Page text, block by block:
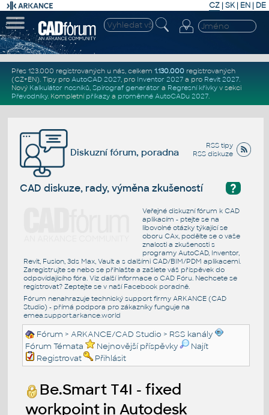
CZ | SK| EN | DE
Přes 123.000 registrovaných u nás, celkem 1.130.000registrovaných
(CZ+EN). Tipy pro AutoCAD 2027, pro Inventor 2027a pro Revit 2027.
Nový Kalkulátor nosníků, Spirograf generátor a Regresní křivkyv sekci
Převodníky. Kompletní příkazya proměnné AutoCADu 2027.
RSS tipy
RSS diskuze
Diskuzní fórum, poradna
?
CAD diskuze, rady, výměna zkušeností
Veřejné diskuzní fórum k CAD
aplikacím - ptejte se na
libovolné otázky týkající se
oboru CAx, podělte se o vaše
znalosti a zkušenosti s
programy AutoCAD, Inventor,
Revit, Fusion, 3ds Max, Vault a s dalšími CAD/BIM/PDM aplikacemi.
Zaregistrujte se nebo se přihlašte a zašlete váš příspěvek do
odpovídajícího fóra. Viz další informace o CAD Fóru. Nechcete se
registrovat? Zeptejte se v naší Facebook poradně.
Fórum nenahrazuje technický support firmy ARKANCE (CAD
Studio) - přímá podpora pro zákazníky funguje na
emea.support.arkance.world
Fórum >ARKANCE/CAD Studio > RSS kanály
Fórum Témata
Nejnovější příspěvky
Najít
Registrovat
Přihlásit
Be.Smart T4I - fixed
workpoint in Autodesk